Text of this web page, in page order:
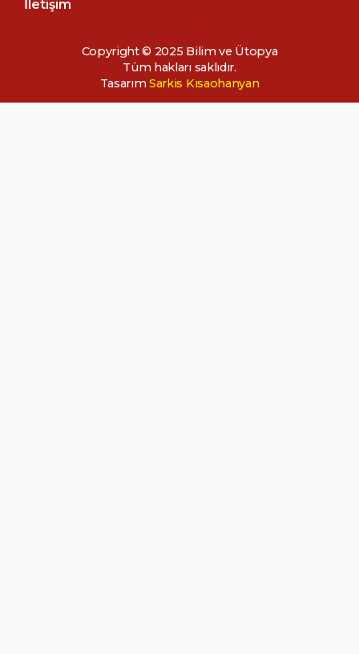
İletişim
Copyright © 2025 Bilim ve Ütopya
Tüm hakları saklıdır.
TasarımSarkis Kısaohanyan